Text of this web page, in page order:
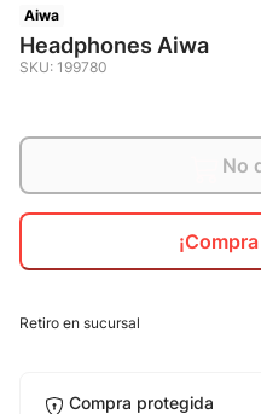
Aiwa
Headphones Aiwa
SKU: 199780
No
Retiro en sucursal
Compra protegida
3
4. botin
6. mochila
9. jdy